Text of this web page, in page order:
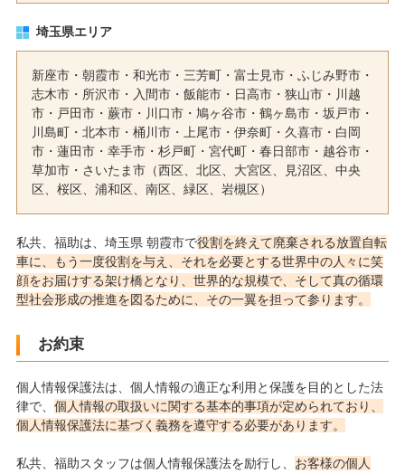
埼玉県エリア
新座市・ 朝霞市・ 和光市・ 三芳町・ 富士見市・ ふじみ野市・
志木市・ 所沢市・ 入間市・ 飯能市・ 日高市・ 狭山市・ 川越
市・ 戸田市・ 蕨市・ 川口市・ 鳩ヶ谷市・ 鶴ヶ島市・ 坂戸市・
川島町・ 北本市・ 桶川市・ 上尾市・ 伊奈町・ 久喜市・ 白岡
市・ 蓮田市・ 幸手市・ 杉戸町・ 宮代町・ 春日部市・ 越谷市・
草加市・ さいたま市（西区、北区、大宮区、見沼区、中央
区、桜区、浦和区、南区、緑区、岩槻区）
私共、福助は、埼玉県 朝霞市で役割を終えて廃棄される放置自転
車に、もう一度役割を与え、それを必要とする世界中の人々に笑
顔をお届けする架け橋となり、世界的な規模で、そして真の循環
型社会形成の推進を図るために、その一翼を担って参ります。
お約束
個人情報保護法は、個人情報の適正な利用と保護を目的とした法
律で、 個人情報の取扱いに関する基本的事項が定められており、
個人情報保護法に基づく義務を遵守する必要があります。
私共、福助スタッフは個人情報保護法を励行し、 お客様の個人